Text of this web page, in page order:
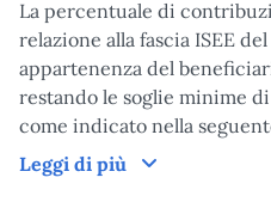
La percentuale di
relazione alla fascia ISEE
appartenenza del
restando le soglie minime
come indicato nella
Leggi di più
Come funziona